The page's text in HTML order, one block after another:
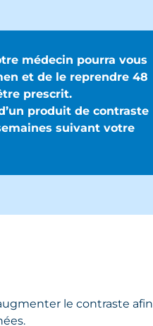
médecin pourra vous
et de le reprendre 48
prescrit.
produit de contraste
suivant votre
le contraste afin